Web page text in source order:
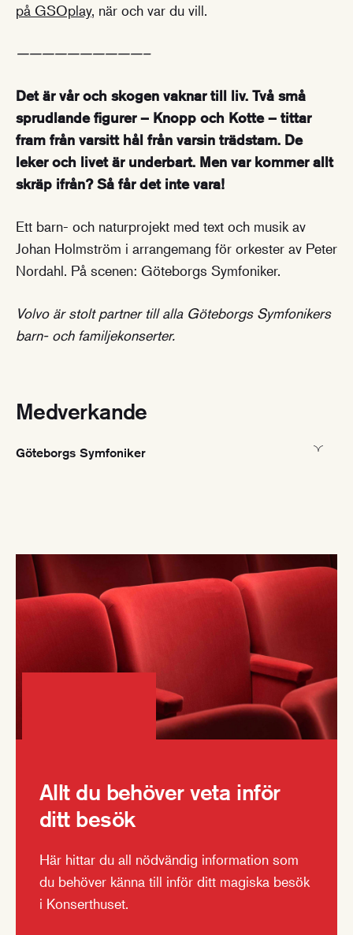
på GSOplay, när och var du vill.
——————————–
Det är vår och skogen vaknar till liv. Två små
sprudlande figurer – Knopp och Kotte – tittar
fram från varsitt hål från varsin trädstam. De
leker och livet är underbart. Men var kommer allt
skräp ifrån? Så får det inte vara!
Ett barn- och naturprojekt med text och musik av
Johan Holmström i arrangemang för orkester av Peter
Nordahl. På scenen: Göteborgs Symfoniker.
Volvo är stolt partner till alla Göteborgs Symfonikers
barn- och familjekonserter.
Medverkande
Göteborgs Symfoniker
Allt du behöver veta inför
ditt besök
Här hittar du all nödvändig information som
du behöver känna till inför ditt magiska besök
i Konserthuset.